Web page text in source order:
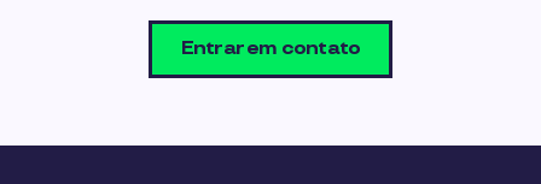
Entrar em contato